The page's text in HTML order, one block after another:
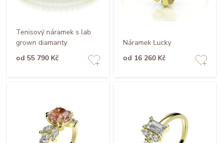
Tenisový náramek s lab
grown diamanty
od 55 790 Kč
Náramek Lucky
od 16 260 Kč